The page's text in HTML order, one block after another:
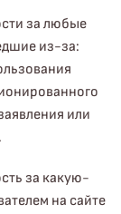
за любые
из-за:
или
за какую-
на сайте